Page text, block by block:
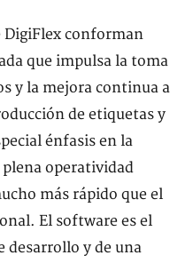
DigiFlex conforman
que impulsa la toma
y la mejora continua a
de etiquetas y
énfasis en la
operatividad
más rápido que el
El software es el
desarrollo y de una